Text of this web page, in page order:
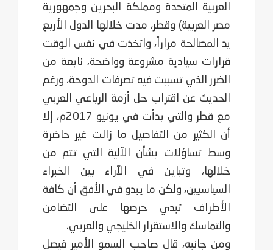
العربية المتحدة ومملكة البحرين وجمهورية
مصر العربية) وقطر، مدت خلالها الدول الأربع
يد المصالحة مراراً، واتخذت في نفس الوقت
قرارات سيادية مشروعة وواضحة، نابعة من
الضرر الذي تسببت فيه تصرفات الدوحة، ورغم
الحديث عن اقتراب حل أزمة الرباعي العربي
مع قطر والتي بدأت في يونيو 2017م، إلا
أن الكثير من التفاصيل ما زالت غير حاضرة
وسط تساؤلات بشأن الآلية التي تتم من
خلالها، وتباين في الآراء بين الخبراء
السياسيين، ولكن ما يبدو في الأفق أن كافة
الأطراف تبدي حرصها على التضامن
والتماسك والاستقرار الخليجي والعربي.
ومن جانبه، قال صاحب السمو الأمير فيصل